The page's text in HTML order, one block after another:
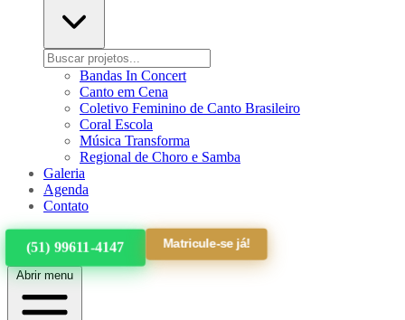
Bandas In Concert
Canto em Cena
Coletivo Feminino de Canto Brasileiro
Coral Escola
Música Transforma
Regional de Choro e Samba
Galeria
Agenda
Contato
(51) 99611-4147 Matricule-se já!
Abrir menu